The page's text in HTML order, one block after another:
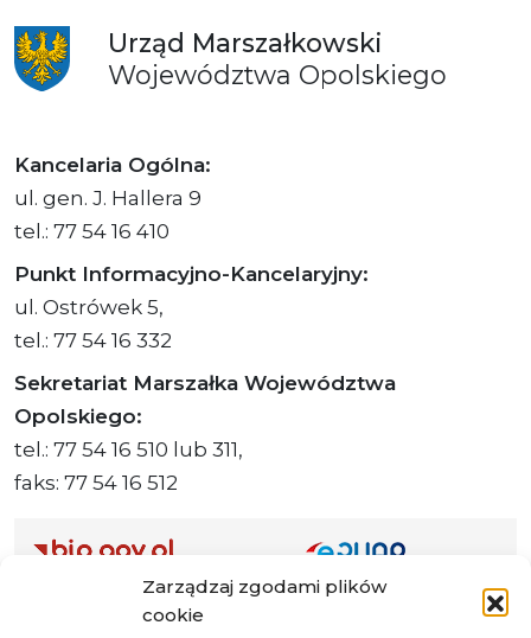
Zarządzaj zgodami plików
cookie
Urząd Marszałkowski
Województwa Opolskiego
Kancelaria Ogólna:
ul. gen. J. Hallera 9
tel.: 77 54 16 410
Punkt Informacyjno-Kancelaryjny:
ul. Ostrówek 5,
tel.: 77 54 16 332
Sekretariat Marszałka Województwa
Opolskiego:
tel.: 77 54 16 510 lub 311,
faks: 77 54 16 512
Adres ePUAP Urzędu: /q877fxtk55/SkrytkaESP
Adres do e-Doręczeń